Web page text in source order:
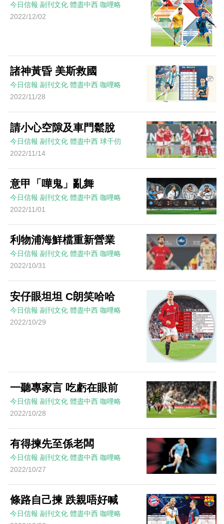
今日信報 副刊文化 體盡中西 咖哩略
2022/12/02
諸神黃昏 美斯救國
今日信報 副刊文化 體盡中西 咖哩略
2022/11/28
請小心空隙及車門鬆脫
今日信報 副刊文化 體盡中西 球千仞
2022/11/14
意甲「嘩鬼」亂舞
今日信報 副刊文化 體盡中西 咖哩略
2022/11/01
利物浦海鮮檔重新營業
今日信報 副刊文化 體盡中西 咖哩略
2022/10/31
安仔眼坦坦 C朗笑哈哈
今日信報 副刊文化 體盡中西 咖哩略
2022/10/29
一聽專家言 吃虧在眼前
今日信報 副刊文化 體盡中西 咖哩略
2022/10/28
有得揀先至係老闆
今日信報 副刊文化 體盡中西 咖哩略
2022/10/27
條路自己揀 跌親唔好喊
今日信報 副刊文化 體盡中西 咖哩略